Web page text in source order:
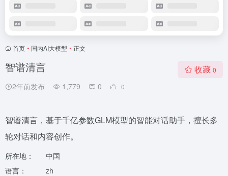
首页 • 国内AI大模型 • 正文
智谱清言
2年前发布 1,779 0 0
收藏 0
智谱清言，基于千亿参数GLM模型的智能对话助手，擅长多
轮对话和内容创作。
所在地：
中国
语言：
zh